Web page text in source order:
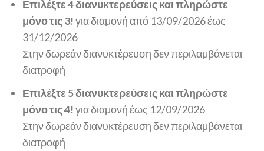
Επιλέξτε 4 διανυκτερεύσεις και πληρώστε
μόνο τις 3!για διαμονή από 13/09/2026 έως
31/12/2026
Στην δωρεάν διανυκτέρευση δεν περιλαμβάνεται
διατροφή
Επιλέξτε 5 διανυκτερεύσεις και πληρώστε
μόνο τις 4!για διαμονή έως 12/09/2026
Στην δωρεάν διανυκτέρευση δεν περιλαμβάνεται
διατροφή